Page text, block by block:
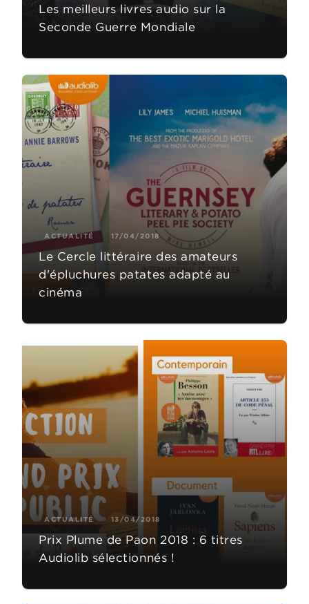
Les meilleurs livres audio sur la
Seconde Guerre Mondiale
ACTUALITÉ 17/04/2018
Le Cercle littéraire des amateurs
d'épluchures patates adapté au
cinéma
ACTUALITÉ 13/04/2018
Prix Plume de Paon 2018 : 6 titres
Audiolib sélectionnés !